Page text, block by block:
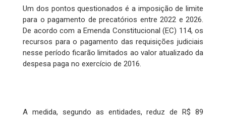
Um dos pontos questionados é a imposição de limite
para o pagamento de precatórios entre 2022 e 2026.
De acordo com a Emenda Constitucional (EC) 114, os
recursos para o pagamento das requisições judiciais
nesse período ficarão limitados ao valor atualizado da
despesa paga no exercício de 2016.
A medida, segundo as entidades, reduz de R$ 89